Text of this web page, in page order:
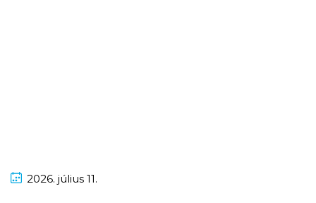
2026. július 11.